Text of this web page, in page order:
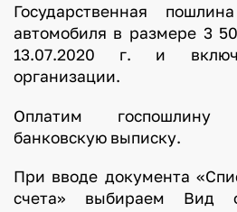
Государственная
автомобиля в размере 3
13.07.2020 г. и
организации.
Оплатим
банковскую выписку.
При вводе документа
счета» выбираем Вид